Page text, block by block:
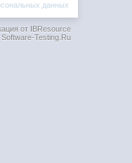
данных
от IBResource
Software-Testing.Ru